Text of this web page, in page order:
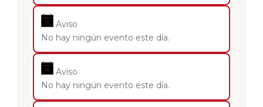
Aviso
No hay ningún evento este día.
Aviso
No hay ningún evento este día.